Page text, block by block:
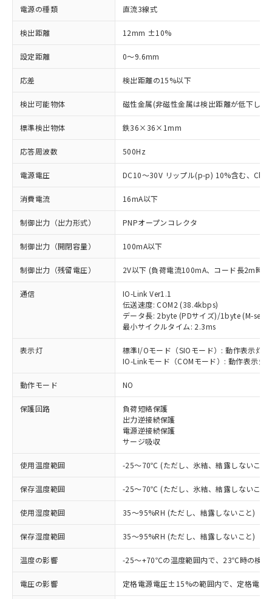
電源の種類 直流3線式
検出距離 12mm ±10%
設定距離 0～9.6mm
応差 検出距離の15%以下
検出可能物体 磁性金属(非磁性金属は検出距離が低下しま
標準検出物体 鉄36×36×1mm
応答周波数 500Hz
電源電圧 DC10～30V リップル(p-p) 10%含む、
消費電流 16mA以下
制御出力（出力形式） PNPオープンコレクタ
制御出力（開閉容量） 100mA以下
制御出力（残留電圧） 2V以下 (負荷電流100mA、コード長2m時)
通信
IO-Link Ver1.1
伝送速度: COM2 (38.4kbps)
データ長: 2byte (PDサイズ)/1byte (M-
最小サイクルタイム: 2.3ms
表示灯
標準I/Oモード（SIOモード）: 動作表示灯(
IO-Linkモード（COMモード）: 動作表示
動作モード NO
保護回路
負荷短絡保護
出力逆接続保護
電源逆接続保護
サージ吸収
使用温度範囲 -25～70℃ (ただし、氷結、結露しないこと)
保存温度範囲 -25～70℃ (ただし、氷結、結露しないこと)
使用湿度範囲 35～95%RH (ただし、結露しないこと)
保存湿度範囲 35～95%RH (ただし、結露しないこと)
温度の影響 -25～+70℃の温度範囲内で、23℃時の検
電圧の影響 定格電源電圧±15%の範囲内で、定格電
ご利用条件
以下の条件をお読みいただき、同意のうえ
ご利用ください。
本サービスは、当社制御機器事業取扱
商品の当社在庫状況および標準価格
(税抜)を提供させていただくもので
当社制御機器事業取扱商品の中には、
本サービスの対象外となる商品もある
※1 対応状況
対応済み：EU RoHS指令（10物質）の
非含有に対応した製品が提供可能な商品で
対応予定：EU RoHS指令（10物質）の非含
有に対応した製品に切り替える予定のある
対応予定なし：EU RoHS指令（10物質）の
非含有に非対応の商品で、対応品を出す予
定はありません。
調査・確認中：EU RoHS指令（10物質）の
非含有の対応状況を調査中または確認中の
非該当品：ライセンス料など無形物で、有
害物質有無と関係のない商品です。
仕入先様の事情により、非含有部品として
※1 中国RoHS○×表
「○」：最大均質材料含有率が中国RoHSの
基準値以下であることを示します。
「×」：最大均質材料含有率が中国RoHSの